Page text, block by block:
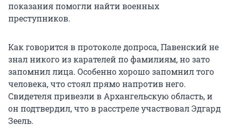
показания помогли найти военных
преступников.
Как говорится в протоколе допроса, Павенский не
знал никого из карателей по фамилиям, но зато
запомнил лица. Особенно хорошо запомнил того
человека, что стоял прямо напротив него.
Свидетеля привезли в Архангельскую область, и
он подтвердил, что в расстреле участвовал Эдгард
Зеель.